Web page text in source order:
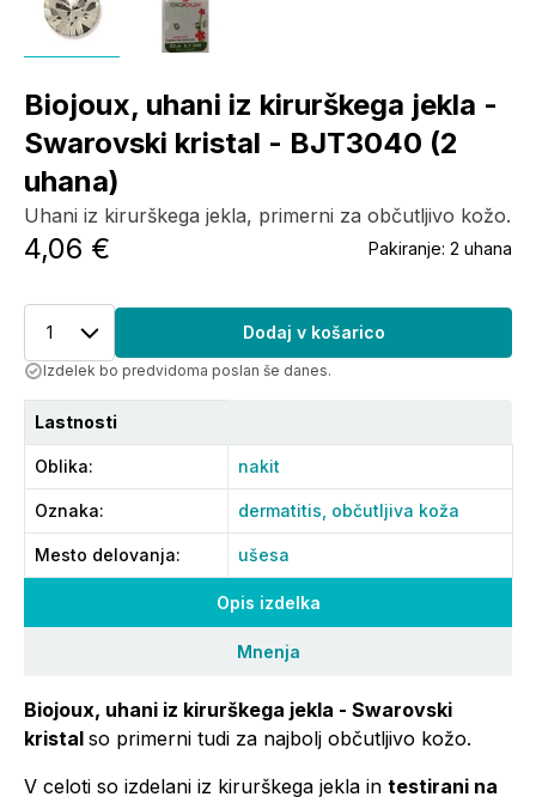
Opis izdelka
Mnenja
Biojoux, uhani iz kirurškega jekla - Swarovski
kristal so primerni tudi za najbolj občutljivo kožo.
V celoti so izdelani iz kirurškega jekla in testirani na
Biojoux, uhani iz kirurškega jekla -
Swarovski kristal - BJT3040 (2
uhana)
Uhani iz kirurškega jekla, primerni za občutljivo kožo.
4,06 € Pakiranje: 2 uhana
1 Dodaj v košarico
Izdelek bo predvidoma poslan še danes.
Lastnosti
Oblika: nakit
Oznaka: dermatitis, občutljiva koža
Mesto delovanja: ušesa